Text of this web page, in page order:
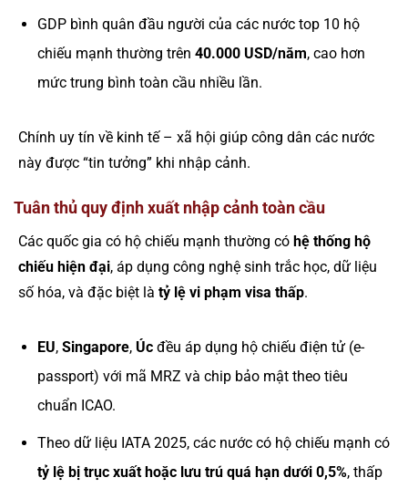
GDP bình quân đầu người của các nước top 10 hộ
chiếu mạnh thường trên 40.000 USD/năm, cao hơn
mức trung bình toàn cầu nhiều lần.
Chính uy tín về kinh tế – xã hội giúp công dân các nước
này được “tin tưởng” khi nhập cảnh.
Tuân thủ quy định xuất nhập cảnh toàn cầu
Các quốc gia có hộ chiếu mạnh thường có hệ thống hộ
chiếu hiện đại, áp dụng công nghệ sinh trắc học, dữ liệu
số hóa, và đặc biệt là tỷ lệ vi phạm visa thấp.
EU, Singapore, Úcđều áp dụng hộ chiếu điện tử (e-
passport) với mã MRZ và chip bảo mật theo tiêu
chuẩn ICAO.
Theo dữ liệu IATA 2025, các nước có hộ chiếu mạnh có
tỷ lệ bị trục xuất hoặc lưu trú quá hạn dưới 0,5%, thấp